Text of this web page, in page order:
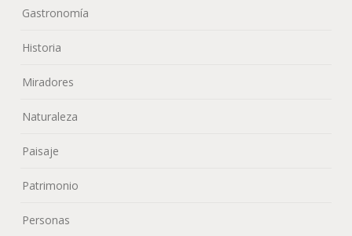
Gastronomía
Historia
Miradores
Naturaleza
Paisaje
Patrimonio
Personas